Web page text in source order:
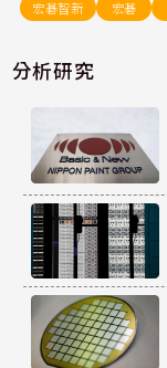
宏碁智新 宏碁
分析研究